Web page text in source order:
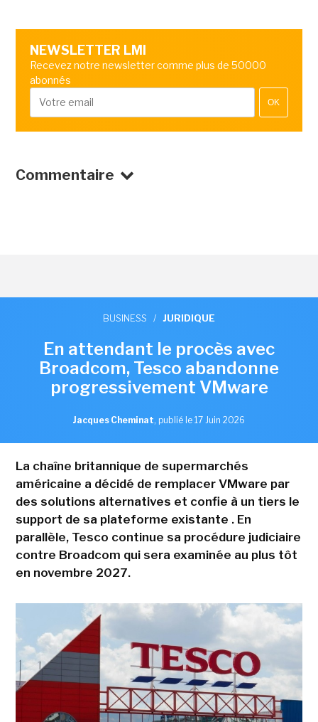
NEWSLETTER LMI
Recevez notre newsletter comme plus de 50000
abonnés
OK
Commentaire
BUSINESS / JURIDIQUE
En attendant le procès avec
Broadcom, Tesco abandonne
progressivement VMware
Jacques Cheminat, publié le 17 Juin 2026
La chaîne britannique de supermarchés
américaine a décidé de remplacer VMware par
des solutions alternatives et confie à un tiers le
support de sa plateforme existante . En
parallèle, Tesco continue sa procédure judiciaire
contre Broadcom qui sera examinée au plus tôt
en novembre 2027.